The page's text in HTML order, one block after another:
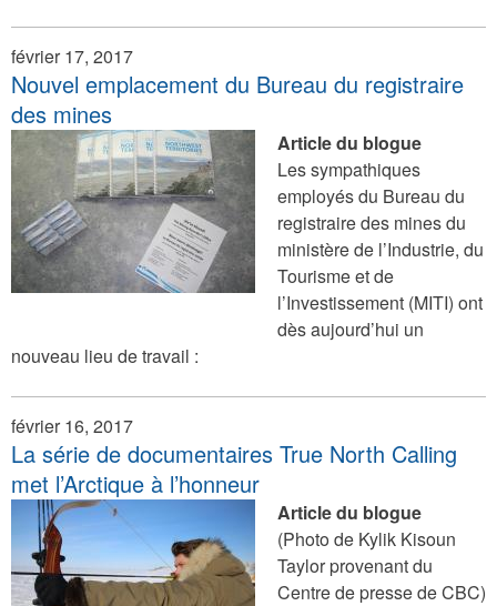
février 17, 2017
Nouvel emplacement du Bureau du registraire
des mines
Article du blogue
Les sympathiques
employés du Bureau du
registraire des mines du
ministère de l’Industrie, du
Tourisme et de
l’Investissement (MITI) ont
dès aujourd’hui un
nouveau lieu de travail :
février 16, 2017
La série de documentaires True North Calling
met l’Arctique à l’honneur
Article du blogue
(Photo de Kylik Kisoun
Taylor provenant du
Centre de presse de CBC)